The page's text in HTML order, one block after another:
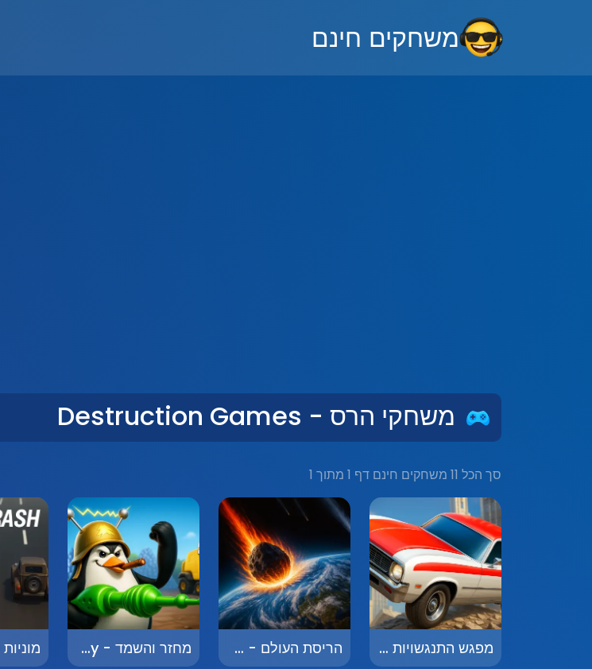
משחקים חינם
משחקי הרס - Destruction Games
סך הכל 11 משחקים חינם דף 1 מתוך 1
מפגש התנגשויות 2 - Traffic Slam 2 הריסת העולם - Destroy the World מחזר והשמד - Recycle and Destroy